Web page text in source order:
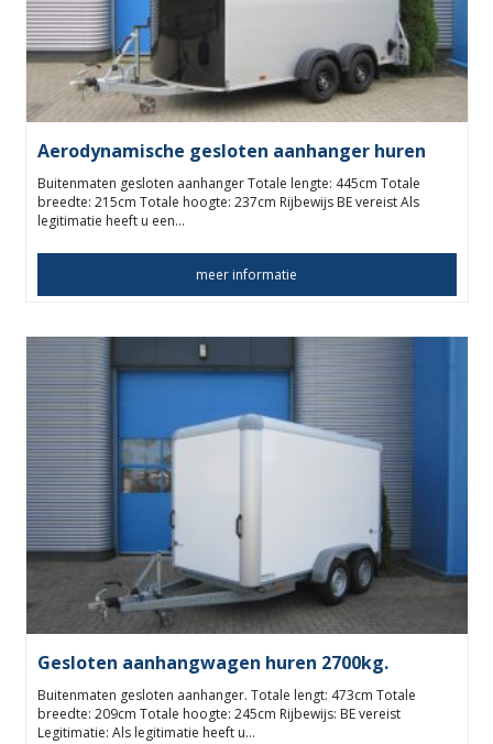
Aerodynamische gesloten aanhanger huren
Buitenmaten gesloten aanhanger Totale lengte: 445cm Totale
breedte: 215cm Totale hoogte: 237cm Rijbewijs BE vereist Als
legitimatie heeft u een…
meer informatie
Gesloten aanhangwagen huren 2700kg.
Buitenmaten gesloten aanhanger. Totale lengt: 473cm Totale
breedte: 209cm Totale hoogte: 245cm Rijbewijs: BE vereist
Legitimatie: Als legitimatie heeft u…